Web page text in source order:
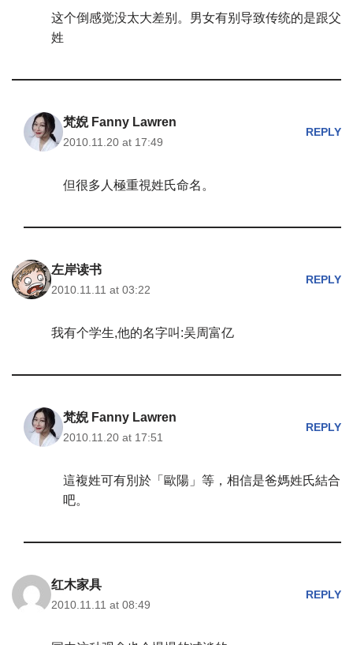
这个倒感觉没太大差别。男女有别导致传统的是跟父
姓
梵婗 Fanny Lawren
2010.11.20 at 17:49
REPLY
但很多人極重視姓氏命名。
左岸读书
2010.11.11 at 03:22
REPLY
我有个学生,他的名字叫:吴周富亿
梵婗 Fanny Lawren
2010.11.20 at 17:51
REPLY
這複姓可有別於「歐陽」等，相信是爸媽姓氏結合
吧。
红木家具
2010.11.11 at 08:49
REPLY